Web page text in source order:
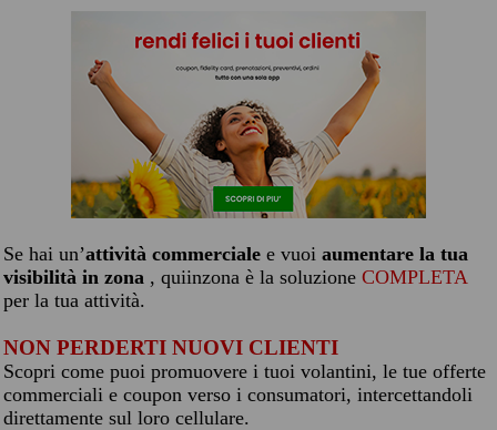
Se hai un’attività commerciale e vuoi aumentare la tua
visibilità in zona , quiinzona è la soluzione COMPLETA
per la tua attività.
NON PERDERTI NUOVI CLIENTI
Scopri come puoi promuovere i tuoi volantini, le tue offerte
commerciali e coupon verso i consumatori, intercettandoli
direttamente sul loro cellulare.